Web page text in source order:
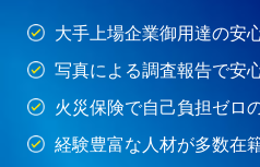
大手上場企業御用達の安
写真による調査報告で安
火災保険で自己負担ゼロ
経験豊富な人材が多数在